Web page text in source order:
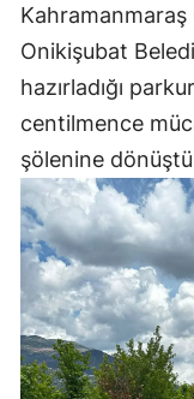
Onikişubat
hazırladığı
centilmence
şölenine